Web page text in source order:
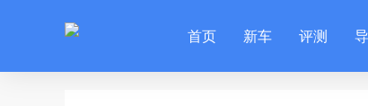
首页 新车 评测